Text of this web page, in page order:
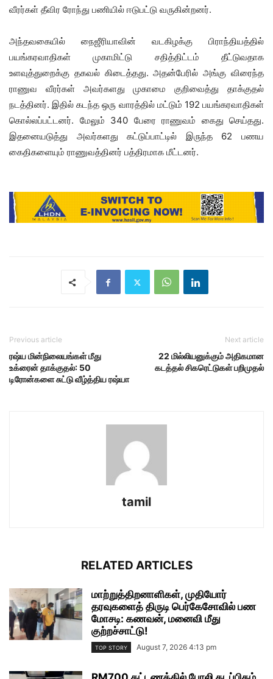
வீரர்கள் தீவிர ரோந்து பணியில் ஈடுபட்டு வருகின்றனர்.
அந்தவகையில் நைஜீரியாவின் வடகிழக்கு பிராந்தியத்தில்
பயங்கரவாதிகள் முகாமிட்டு சதித்திட்டம் தீட்டுவதாக
உளவுத்துறைக்கு தகவல் கிடைத்தது. அதன்பேரில் அங்கு விரைந்த
ராணுவ வீரர்கள் அவர்களது முகாமை குறிவைத்து தாக்குதல்
நடத்தினர். இதில் கடந்த ஒரு வாரத்தில் மட்டும் 192 பயங்கரவாதிகள்
கொல்லப்பட்டனர். மேலும் 340 பேரை ராணுவம் கைது செய்தது.
இதனையடுத்து அவர்களது கட்டுப்பாட்டில் இருந்த 62 பணய
கைதிகளையும் ராணுவத்தினர் பத்திரமாக மீட்டனர்.
Previous article
ரஷ்ய மின்நிலையங்கள் மீது
உக்ரைன் தாக்குதல்: 50
டிரோன்களை சுட்டு வீழ்த்திய ரஷ்யா
Next article
22 மில்லியனுக்கும் அதிகமான
கடத்தல் சிகரெட்டுகள் பறிமுதல்
tamil
RELATED ARTICLES
மாற்றுத்திறனாளிகள், முதியோர்
தரவுகளைத் திருடி பெர்கேசோவில் பண
மோசடி: கணவன், மனைவி மீது
குற்றச்சாட்டு!
TOP STORY August 7, 2026 4:13 pm